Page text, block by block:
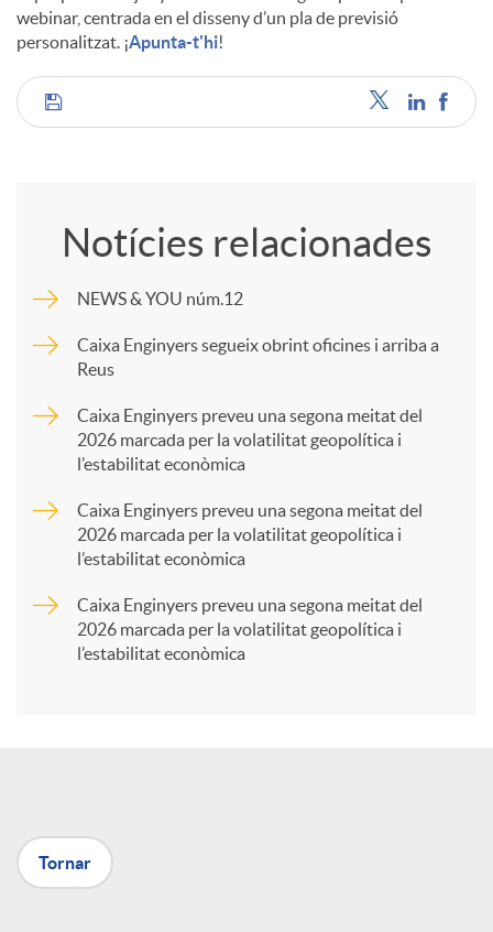
webinar, centrada en el disseny d’un pla de previsió
personalitzat. ¡Apunta-t'hi!
C
m
p
a
X
Notícies relacionades
NEWS & YOU núm.12
Caixa Enginyers segueix obrint oficines i arriba a
Reus
Caixa Enginyers preveu una segona meitat del
2026 marcada per la volatilitat geopolítica i
l’estabilitat econòmica
Caixa Enginyers preveu una segona meitat del
2026 marcada per la volatilitat geopolítica i
l’estabilitat econòmica
Caixa Enginyers preveu una segona meitat del
2026 marcada per la volatilitat geopolítica i
l’estabilitat econòmica
Tornar